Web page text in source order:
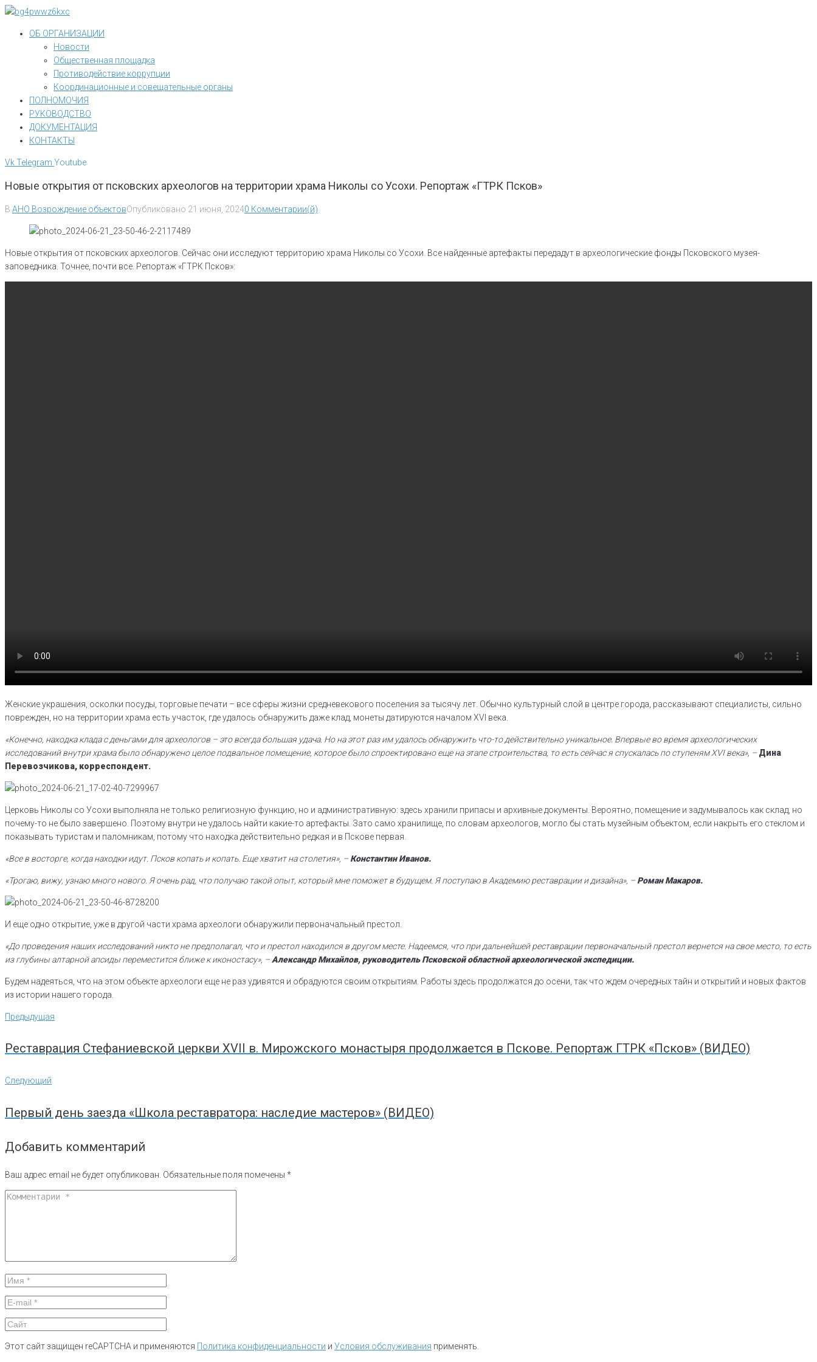
Перейти
контентуОБ ОРГАНИЗАЦИИ
Новости
Общественная площадка
Противодействие коррупции
Координационные и совещательные органы
ПОЛНОМОЧИЯ
РУКОВОДСТВО
ДОКУМЕНТАЦИЯ
КОНТАКТЫ
VkTelegram Youtube
Новые открытия от псковских археологов на территории храма Николы со Усохи. Репортаж «ГТРК Псков»
В АНО Возрождение объектовОпубликовано 21 июня, 20240 Комментарии(й)
Новые открытия от псковских археологов. Сейчас они исследуют территорию храма Николы со Усохи. Все найденные артефакты передадут в археологические фонды Псковского музея-
заповедника. Точнее, почти все. Репортаж «ГТРК Псков»:
Женские украшения, осколки посуды, торговые печати – все сферы жизни средневекового поселения за тысячу лет. Обычно культурный слой в центре города, рассказывают специалисты, сильно
поврежден, но на территории храма есть участок, где удалось обнаружить даже клад, монеты датируются началом XVI века.
«Конечно, находка клада с деньгами для археологов – это всегда большая удача. Но на этот раз им удалось обнаружить что-то действительно уникальное. Впервые во время археологических
исследований внутри храма было обнаружено целое подвальное помещение, которое было спроектировано еще на этапе строительства, то есть сейчас я спускалась по ступеням XVI века», – Дина
Перевозчикова, корреспондент.
Церковь Николы со Усохи выполняла не только религиозную функцию, но и административную: здесь хранили припасы и архивные документы. Вероятно, помещение и задумывалось как склад, но
почему-то не было завершено. Поэтому внутри не удалось найти какие-то артефакты. Зато само хранилище, по словам археологов, могло бы стать музейным объектом, если накрыть его стеклом и
показывать туристам и паломникам, потому что находка действительно редкая и в Пскове первая.
«Все в восторге, когда находки идут. Псков копать и копать. Еще хватит на столетия», – Константин Иванов.
«Трогаю, вижу, узнаю много нового. Я очень рад, что получаю такой опыт, который мне поможет в будущем. Я поступаю в Академию реставрации и дизайна», – Роман Макаров.
И еще одно открытие, уже в другой части храма археологи обнаружили первоначальный престол.
«До проведения наших исследований никто не предполагал, что и престол находился в другом месте. Надеемся, что при дальнейшей реставрации первоначальный престол вернется на свое место, то есть
из глубины алтарной апсиды переместится ближе к иконостасу», –Александр Михайлов, руководитель Псковской областной археологической экспедиции.
Будем надеяться, что на этом объекте археологи еще не раз удивятся и обрадуются своим открытиям. Работы здесь продолжатся до осени, так что ждем очередных тайн и открытий и новых фактов
из истории нашего города.
Навигация
записям
Предыдущая
Предыдущая
Реставрация Стефаниевской церкви XVII в. Мирожского монастыря продолжается в Пскове. Репортаж ГТРК «Псков» (ВИДЕО)
Следующий
Следующий
Первый день заезда «Школа реставратора: наследие мастеров» (ВИДЕО)
Добавить комментарий
Ваш адрес email не будет опубликован. Обязательные поля помечены *
Этот сайт защищен reCAPTCHA и применяются Политика конфиденциальности и Условия обслуживания применять.